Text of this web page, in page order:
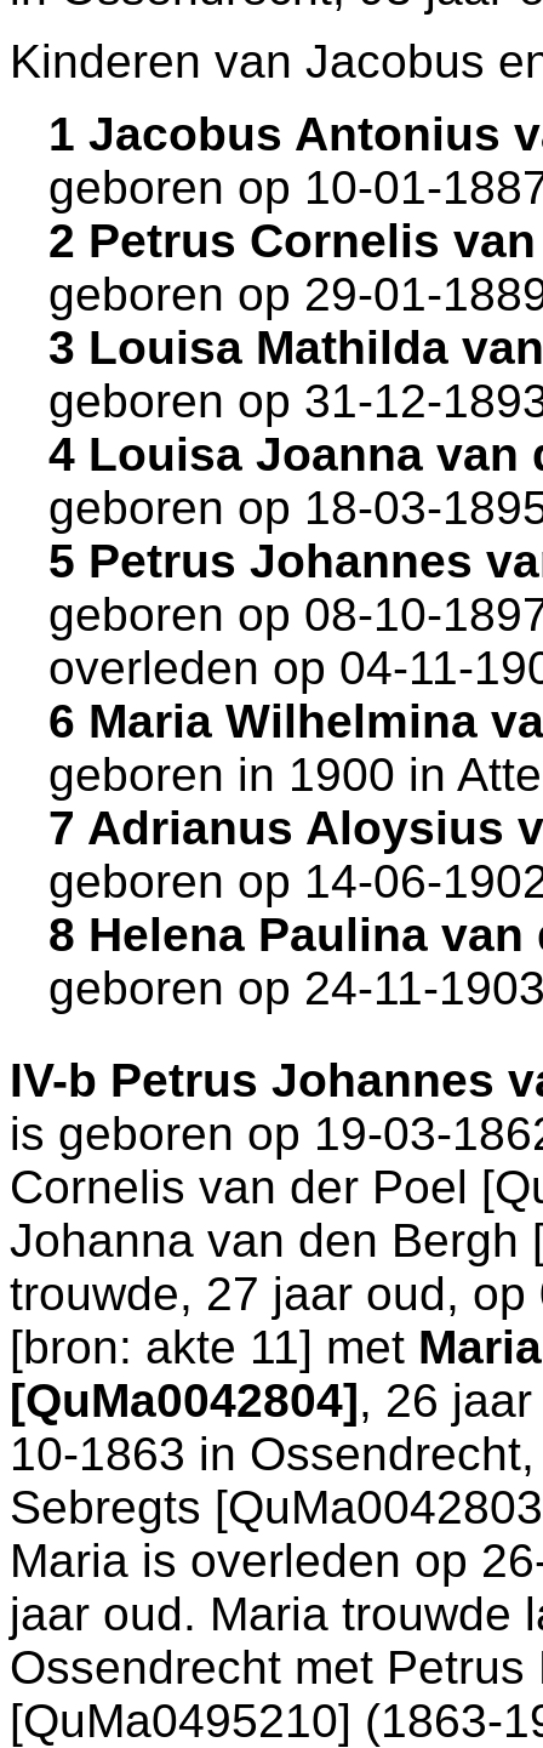
Kinderen van Jacobus
1 Jacobus Antonius
geboren op 10-01-
2 Petrus Cornelis
geboren op 29-01-
3 Louisa Mathilda
geboren op 31-12-
4 Louisa Joanna van
geboren op 18-03-
5 Petrus Johannes
geboren op 08-10-
overleden op 04-11-
6 Maria Wilhelmina
geboren in 1900 in
7 Adrianus Aloysius
geboren op 14-06-
8 Helena Paulina van
geboren op 24-11-
IV-b Petrus Johannes
is geboren op 19-03-
Cornelis van der Poel
Johanna van den Bergh
trouwde, 27 jaar oud,
[bron: akte 11] met
[QuMa0042804], 26
10-1863 in Ossendrecht
Sebregts
Maria is overleden op
jaar oud. Maria trouwde
Ossendrecht met Petrus
[QuMa0495210] (1863-